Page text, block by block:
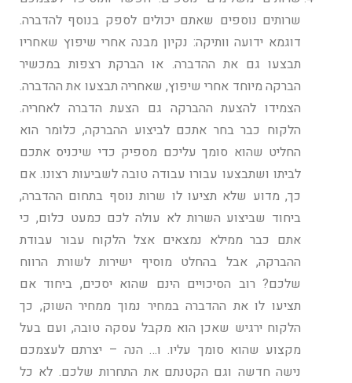
שרותים נוספים שאתם יכולים לספק בנוסף להדברה.
דוגמא ידועה וותיקה: נקיון מבנה אחרי שיפוץ שאחריו
תבצעו גם את ההדברה. או הברקת רצפות במכשיר
הברקה מיוחד אחרי שיפוץ, שאחריה תבצעו את ההדברה.
הצמידו להצעת ההברקה גם הצעת הדברה לאחריה.
הלקוח כבר בחר אתכם לביצוע ההברקה, כלומר הוא
החליט שהוא סומך עליכם מספיק כדי שיכניס אתכם
לביתו ושתבצעו עבורו עבודה טובה לשביעות רצונו. אם
כך, מדוע שלא תציעו לו שרות נוסף בתחום ההדברה,
ביחוד שביצוע השרות לא עולה לכם כמעט כלום, כי
אתם כבר ממילא נמצאים אצל הלקוח עבור עבודת
ההברקה, אבל בהחלט מוסיף ישירות לשורת הרווח
שלכם? רוב הסיכויים הינם שהוא יסכים, ביחוד אם
תציעו לו את ההדברה במחיר נמוך ממחיר השוק, כך
הלקוח ירגיש שאכן הוא מקבל עסקה טובה, ועם בעל
מקצוע שהוא סומך עליו. ו… הנה – יצרתם לעצמכם
נישה חדשה וגם הקטנתם את התחרות שלכם. לא כל